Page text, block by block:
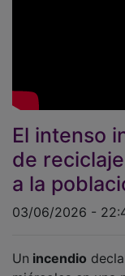
El intenso
de
a la
03/06/2026 -
miércoles en